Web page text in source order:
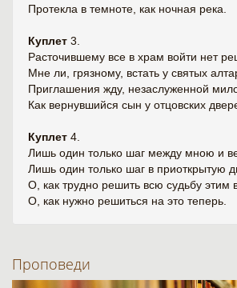
Протекла в темноте, как ночная река.
Куплет 3.
Расточившему все в храм войти нет
Мне ли, грязному, встать у святых
Приглашения жду, незаслуженной
Как вернувшийся сын у отцовских
Куплет 4.
Лишь один только шаг между мною и
Лишь один только шаг в приоткрытую
О, как трудно решить всю судьбу этим
О, как нужно решиться на это теперь.
Проповеди